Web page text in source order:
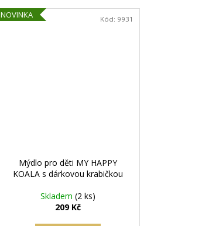
NOVINKA
Mýdlo pro děti MY HAPPY
KOALA s dárkovou krabičkou
Skladem (2 ks)
209 Kč
Kód: 9931